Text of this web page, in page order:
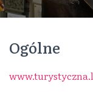
Ogólne